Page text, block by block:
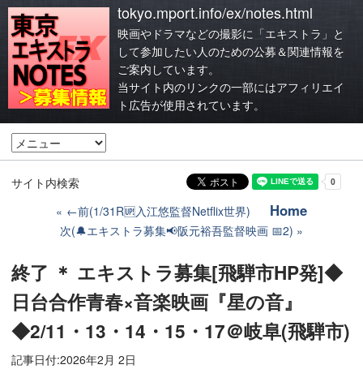
tokyo.mport.info/ex/notes.html
映画やドラマなどの撮影に「エキストラ」と
して参加したい人のための公募＆関連情報を
ご案内しています。
当サイト内のリンクの一部にはアフィリエイ
ト広告が使用されています。
サイト内検索
←前(1/31R🆙入江悠監督Netflix世界)
Home
次(🔔エキストラ募集📢阪元裕吾監督映画 📅2)
終了 ＊ エキストラ募集[飛騨市HP発]◆
日台合作青春×音楽映画『星の音』
◆2/11・13・14・15・17＠岐阜(飛騨市)
記事日付:2026年2月 2日